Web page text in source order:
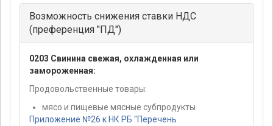
Возможность снижения ставки НДС
(преференция "ПД")
0203 Свинина свежая, охлажденная или
замороженная:
Продовольственные товары:
мясо и пищевые мясные субпродукты
Приложение №26 к НК РБ "Перечень